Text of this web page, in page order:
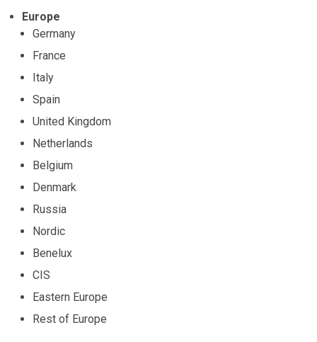
Europe
Germany
France
Italy
Spain
United Kingdom
Netherlands
Belgium
Denmark
Russia
Nordic
Benelux
CIS
Eastern Europe
Rest of Europe